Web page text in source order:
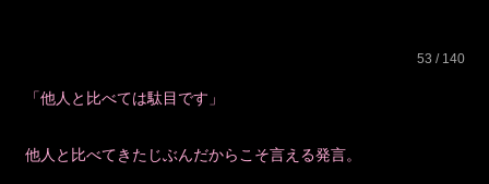
53 / 140
「他人と比べては駄目です」
他人と比べてきたじぶんだからこそ言える発言。